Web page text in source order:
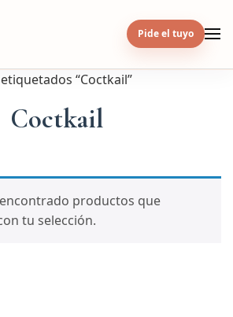
Pide el tuyo
“Coctkail”
Coctkail
productos que
tu selección.